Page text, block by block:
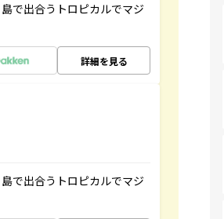
で出合うトロピカルでマジ
詳細を見る
で出合うトロピカルでマジ